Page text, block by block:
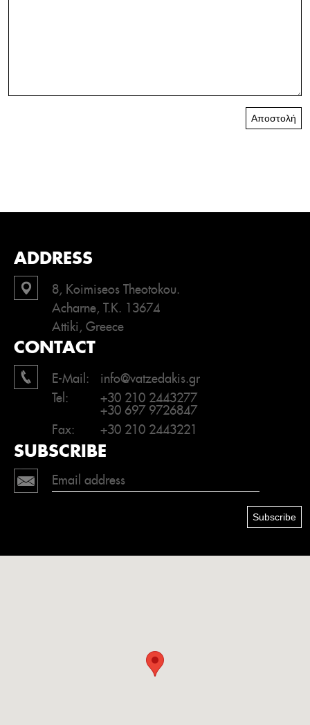
Αποστολή
ADDRESS
8, Koimiseos Theotokou.
Acharne, T.K. 13674
Attiki, Greece
CONTACT
E-Mail:
info@vatzedakis.gr
Tel:
+30 210 2443277
+30 697 9726847
Fax:
+30 210 2443221
SUBSCRIBE
Subscribe